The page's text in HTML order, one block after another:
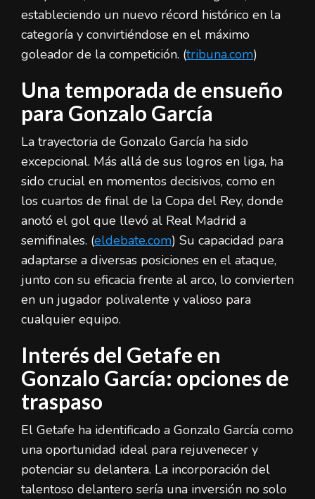
estableciendo un nuevo récord histórico en la
categoría y convirtiéndose en el máximo
goleador de la competición. (tribuna.com)
Una temporada de ensueño
para Gonzalo García
La trayectoria de Gonzalo García ha sido
excepcional. Más allá de sus logros en liga, ha
sido crucial en momentos decisivos, como en
los cuartos de final de la Copa del Rey, donde
anotó el gol que llevó al Real Madrid a
semifinales. (eldebate.com) Su capacidad para
adaptarse a diversas posiciones en el ataque,
junto con su eficacia frente al arco, lo convierten
en un jugador polivalente y valioso para
cualquier equipo.
Interés del Getafe en
Gonzalo García: opciones de
traspaso
El Getafe ha identificado a Gonzalo García como
una oportunidad ideal para rejuvenecer y
potenciar su delantera. La incorporación del
talentoso delantero sería una inversión no solo